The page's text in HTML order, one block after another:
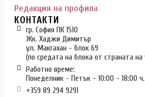
Редакция на профила
КОНТАКТИ
гр. София ПК 1510
Жк. Хаджи Димитър
ул. Макгахан - блок 69
(по средата на блока от страната на
Работно време:
Понеделник - Петък - 10:00 - 18:00 ч.
+359 89 294 9291